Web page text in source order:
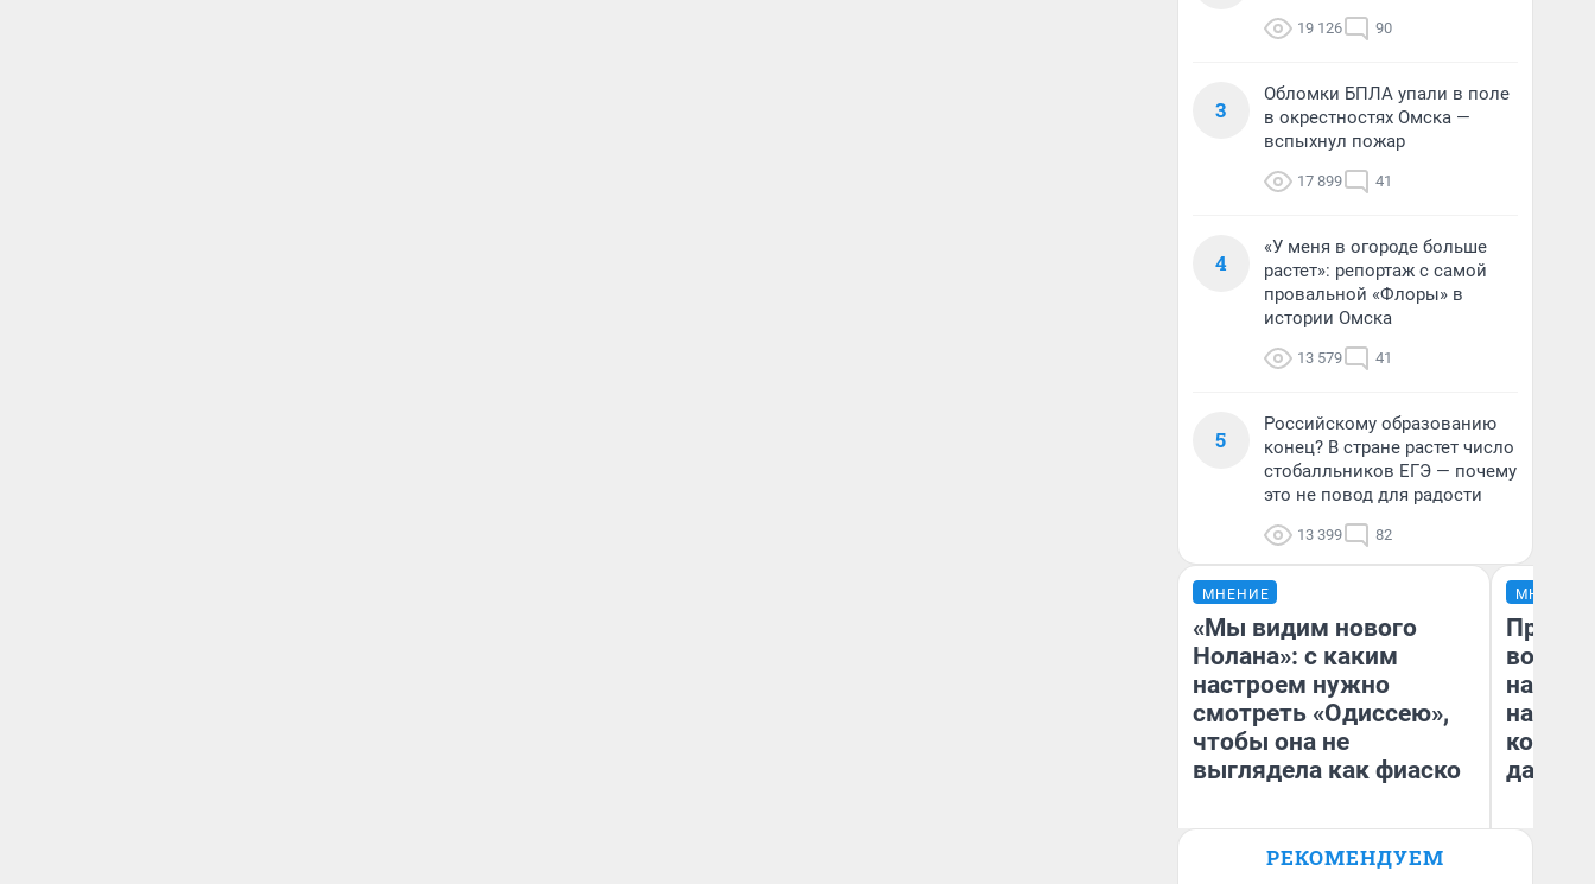
19 126 90
3
Обломки БПЛА упали в поле
в окрестностях Омска —
вспыхнул пожар
17 899 41
4
«У меня в огороде больше
растет»: репортаж с самой
провальной «Флоры» в
истории Омска
13 579 41
5
Российскому образованию
конец? В стране растет число
стобалльников ЕГЭ — почему
это не повод для радости
13 399 82
МНЕНИЕ
«Мы видим нового
Нолана»: с каким
настроем нужно
смотреть «Одиссею»,
чтобы она не
выглядела как фиаско
Надежда Губарь
МНЕНИЕ
нам
даже
РЕКОМЕНДУЕМ